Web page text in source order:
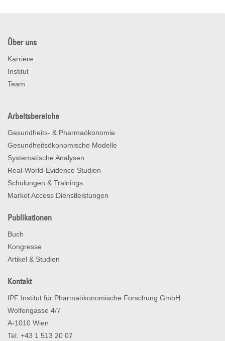
Über uns
Karriere
Institut
Team
Arbeitsbereiche
Gesundheits- & Pharmaökonomie
Gesundheitsökonomische Modelle
Systematische Analysen
Real-World-Evidence Studien
Schulungen & Trainings
Market Access Dienstleistungen
Publikationen
Buch
Kongresse
Artikel & Studien
Kontakt
IPF Institut für Pharmaökonomische Forschung GmbH
Wolfengasse 4/7
A-1010 Wien
Tel. +43 1 513 20 07